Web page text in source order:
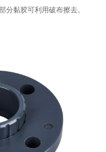
分黏胶可利用破布擦去。